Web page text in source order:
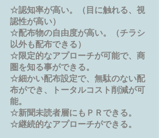
☆認知率が⾼い。（目に触れる、視
認性が⾼い）
☆配布物の⾃由度が⾼い。（チラシ
以外も配布できる）
☆限定的なアプローチが可能で、商
圏を知る事ができる。
☆細かい配布設定で、無駄のない配
布ができ、トータルコスト削減が可
能。
☆新聞未読者層にもＰＲできる。
☆継続的なアプローチができる。